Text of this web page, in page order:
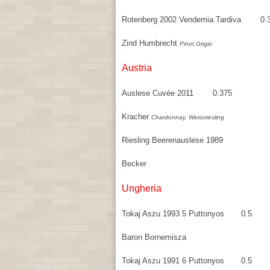
Rotenberg 2002 Vendemia Tardiva
Zind Humbrecht Pinot Grigio
Austria
Auslese Cuvée 2011 0.375
Kracher Chardonnay, Weiscriesling
Riesling Beerenauslese 1989
Becker
Ungheria
Tokaj Aszu 1993 5 Puttonyos 0.5
Baron Bornemisza
Tokaj Aszu 1991 6 Puttonyos 0.5